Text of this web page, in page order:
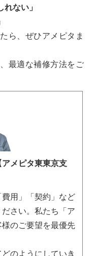
れない」
ら、ぜひアメピタま
最適な補修方法をご
メピタ東東京支
用」「契約」など
さい。私たち「ア
のご要望を最優先
のようにしていき